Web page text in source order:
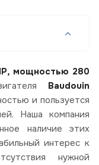
мощностью 280
Baudouin
и пользуется
Наша компания
наличие этих
интерес к
нужной